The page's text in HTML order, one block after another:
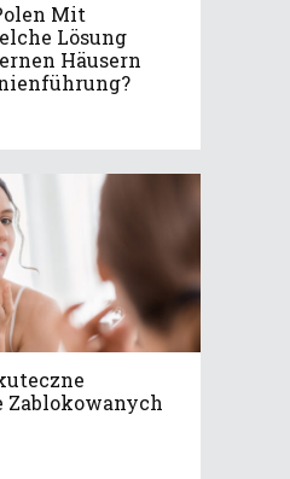
Mit
Lösung
Häusern
Zablokowanych